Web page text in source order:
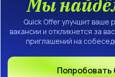
Мы
Quick Offer улучшит
вакансии и откликнется за
приглашений на
Попробовать